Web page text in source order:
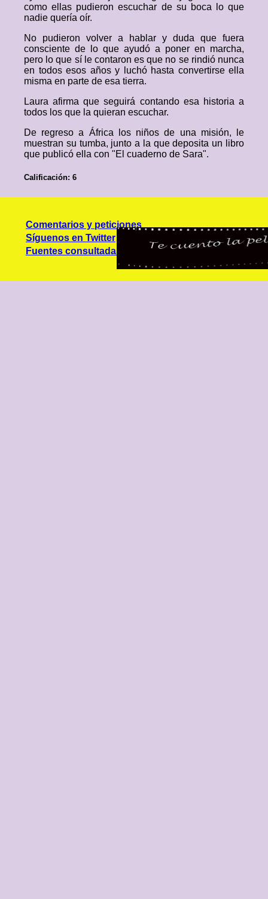
como ellas pudieron escuchar de su boca lo que
nadie quería oír.
No pudieron volver a hablar y duda que fuera
consciente de lo que ayudó a poner en marcha,
pero lo que sí le contaron es que no se rindió nunca
en todos esos años y luchó hasta convertirse ella
misma en parte de esa tierra.
Laura afirma que seguirá contando esa historia a
todos los que la quieran escuchar.
De regreso a África los niños de una misión, le
muestran su tumba, junto a la que deposita un libro
que publicó ella con "El cuaderno de Sara".
Calificación: 6
Comentarios y peticiones
Síguenos en Twitter
Fuentes consultadas